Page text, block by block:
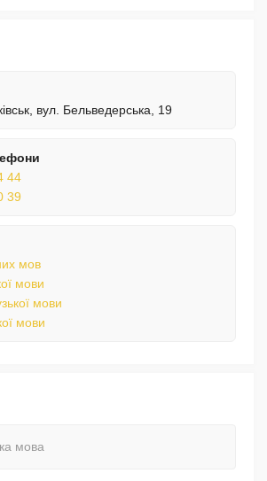
вул. Бельведерська, 19
44
39
мов
мови
мови
мови
мова